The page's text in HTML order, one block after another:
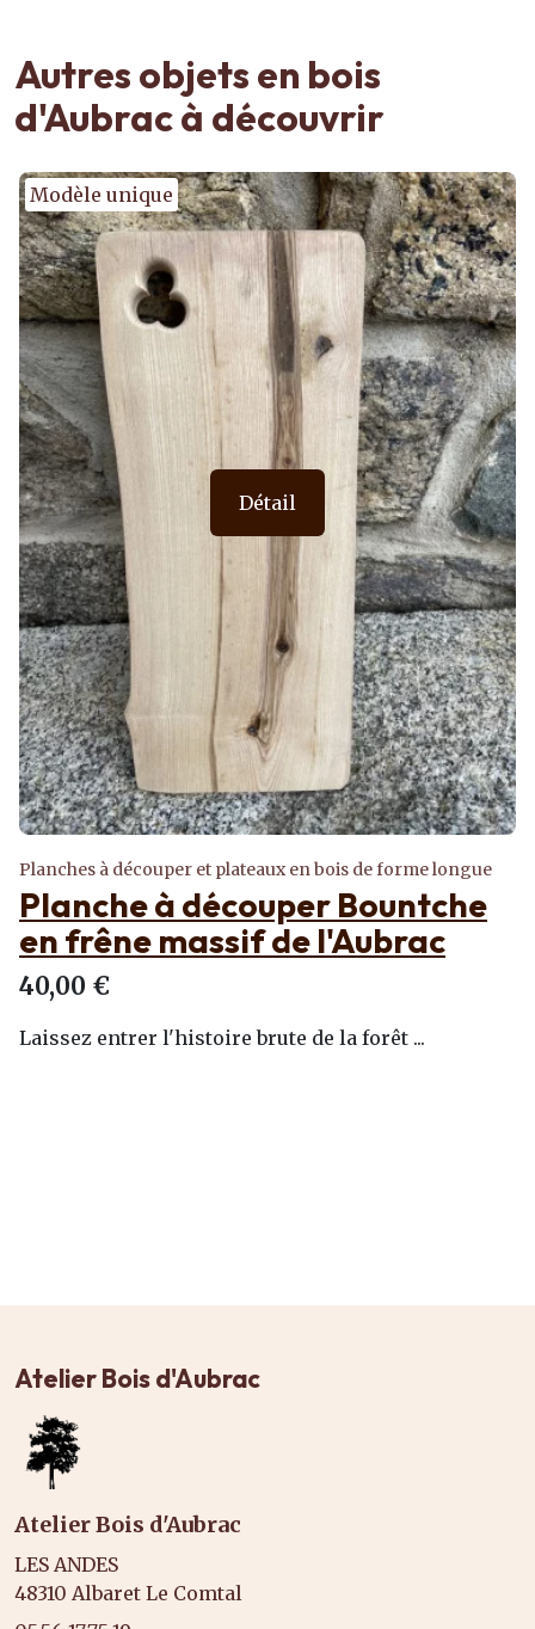
Autres objets en bois
d'Aubrac à découvrir
Modèle unique
Détail
Planches à découper et plateaux en bois de forme longue
Planche à découper Bountche
en frêne massif de l'Aubrac
40,00 €
Laissez entrer l'histoire brute de la forêt ...
Atelier Bois d'Aubrac
Atelier Bois d'Aubrac
LES ANDES
48310 Albaret Le Comtal